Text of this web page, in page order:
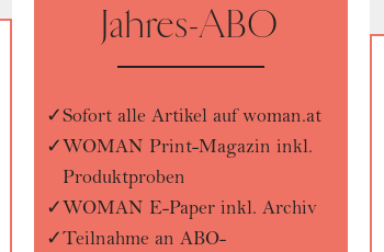
Jahres-ABO
Sofort alle Artikel auf woman.at
WOMAN Print-Magazin inkl.
Produktproben
WOMAN E-Paper inkl. Archiv
Teilnahme an ABO-